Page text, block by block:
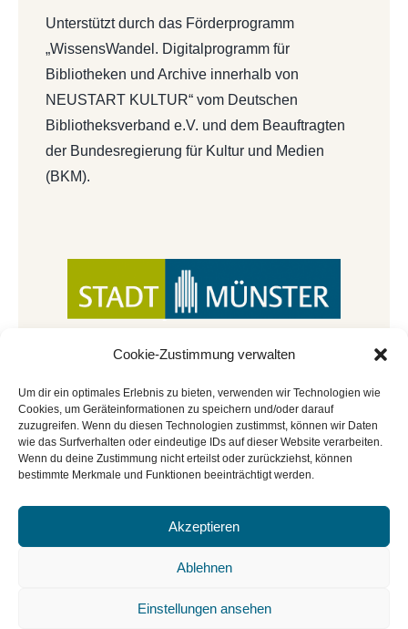
Cookie-Zustimmung verwalten
Um dir ein optimales Erlebnis zu bieten, verwenden wir Technologien wie
Cookies, um Geräteinformationen zu speichern und/oder darauf
zuzugreifen. Wenn du diesen Technologien zustimmst, können wir Daten
wie das Surfverhalten oder eindeutige IDs auf dieser Website verarbeiten.
Wenn du deine Zustimmung nicht erteilst oder zurückziehst, können
bestimmte Merkmale und Funktionen beeinträchtigt werden.
Akzeptieren
Ablehnen
Einstellungen ansehen
Unterstützt durch das Förderprogramm
„WissensWandel. Digitalprogramm für
Bibliotheken und Archive innerhalb von
NEUSTART KULTUR“ vom Deutschen
Bibliotheksverband e.V. und dem Beauftragten
der Bundesregierung für Kultur und Medien
(BKM).
© Copyright 2022 - 2026 | Mitmachbar der
Cookie-Richtlinie